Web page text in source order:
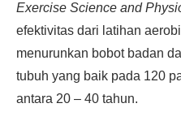
Exercise Science and
efektivitas dari latihan
menurunkan bobot badan
tubuh yang baik pada 120
antara 20 – 40 tahun.